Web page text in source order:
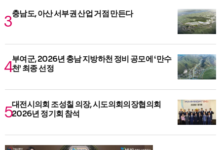
충남도, 아산 서부권 산업 거점 만든다
부여군, 2026년 충남 지방하천 정비 공모에 ‘만수
천’ 최종 선정
대전시의회 조성칠 의장, 시도의회의장협의회
2026년 정기회 참석